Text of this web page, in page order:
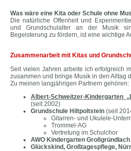
Was wäre eine Kita oder Schule ohne
Die natürliche Offenheit und
und Grundschulalter an der Musik
Begeisterung zu fördern, ist eine wichtige
Zusammenarbeit mit Kitas und
Seit vielen Jahren arbeite ich erfolgreich
zusammen und bringe Musik in den Alltag
Zu meinen langjährigen Partnern gehören:
Albert-Schweitzer-Kindergarten
(seit 2002)
Grundschule Hiltpoltstein (seit
Gitarren- und Ukulele-
Trommel-AG
Vertretung im Schulchor
AWO Kindergarten Großgründlach
Glückskind, Großtagespflege,